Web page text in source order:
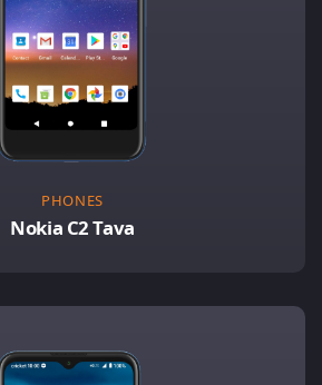
PHONES
Nokia C2 Tava